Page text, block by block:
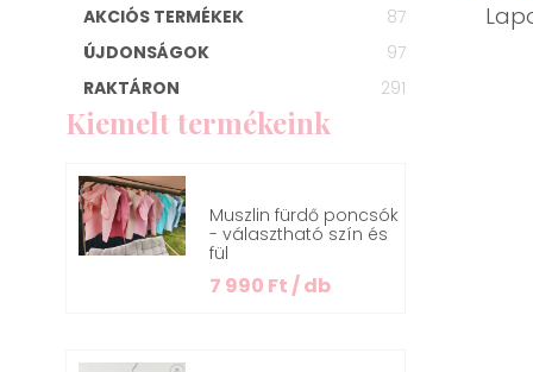
AKCIÓS TERMÉKEK
87
ÚJDONSÁGOK
97
RAKTÁRON
291
Kiemelt termékeink
Muszlin fürdő poncsók
- választható szín és
fül
7 990 Ft / db